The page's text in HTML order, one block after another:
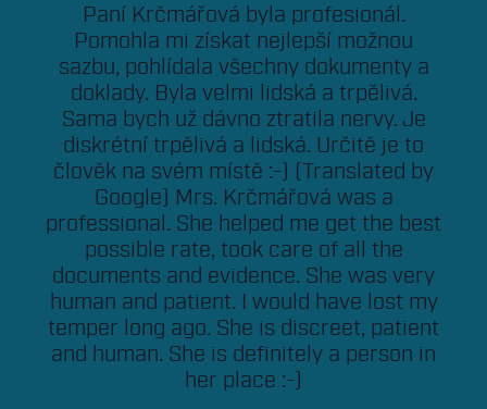
Paní Krčmářová byla profesionál.
Pomohla mi získat nejlepší možnou
sazbu, pohlídala všechny dokumenty a
doklady. Byla velmi lidská a trpělivá.
Sama bych už dávno ztratila nervy. Je
diskrétní trpělivá a lidská. Určitě je to
člověk na svém místě :-) (Translated by
Google) Mrs. Krčmářová was a
professional. She helped me get the best
possible rate, took care of all the
documents and evidence. She was very
human and patient. I would have lost my
temper long ago. She is discreet, patient
and human. She is definitely a person in
her place :-)